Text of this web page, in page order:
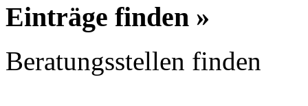
Einträge finden »
Beratungsstellen finden